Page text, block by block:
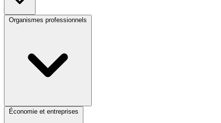
Organismes professionnels
Économie et entreprises